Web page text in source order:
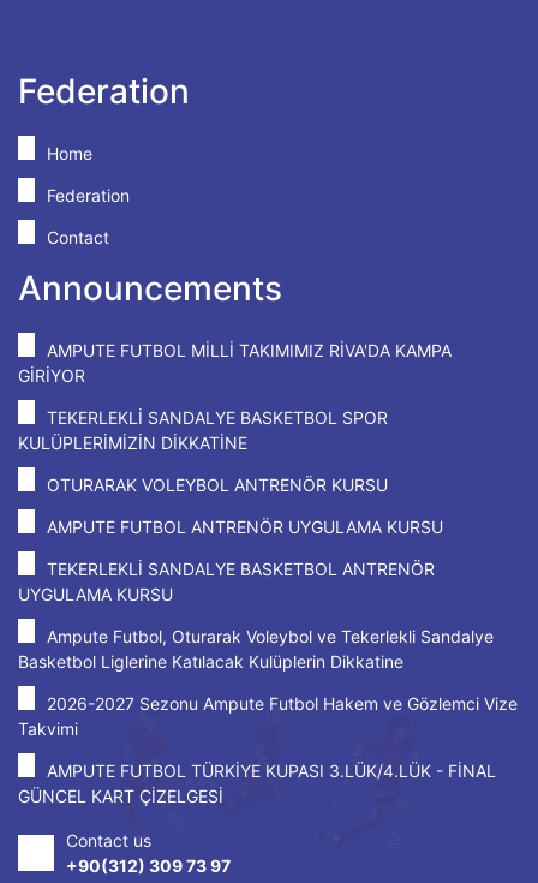
Federation
Home
Federation
Contact
Announcements
AMPUTE FUTBOL MİLLİ TAKIMIMIZ RİVA'DA KAMPA
GİRİYOR
TEKERLEKLİ SANDALYE BASKETBOL SPOR
KULÜPLERİMİZİN DİKKATİNE
OTURARAK VOLEYBOL ANTRENÖR KURSU
AMPUTE FUTBOL ANTRENÖR UYGULAMA KURSU
TEKERLEKLİ SANDALYE BASKETBOL ANTRENÖR
UYGULAMA KURSU
Ampute Futbol, Oturarak Voleybol ve Tekerlekli Sandalye
Basketbol Liglerine Katılacak Kulüplerin Dikkatine
2026-2027 Sezonu Ampute Futbol Hakem ve Gözlemci Vize
Takvimi
AMPUTE FUTBOL TÜRKİYE KUPASI 3.LÜK/4.LÜK - FİNAL
GÜNCEL KART ÇİZELGESİ
Contact us
+90(312) 309 73 97